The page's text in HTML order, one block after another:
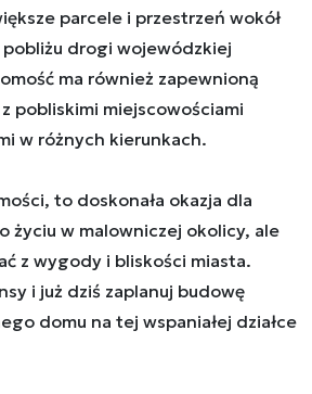
parcele i przestrzeń wokół
pobliżu drogi wojewódzkiej
ma również zapewnioną
pobliskimi miejscowościami
w różnych kierunkach.
to doskonała okazja dla
życiu w malowniczej okolicy, ale
z wygody i bliskości miasta.
i już dziś zaplanuj budowę
domu na tej wspaniałej działce